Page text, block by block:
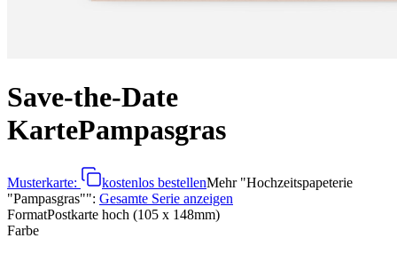
Save-the-Date
KartePampasgras
Musterkarte: kostenlos bestellenMehr"Hochzeitspapeterie
"Pampasgras"": Gesamte Serie anzeigen
FormatPostkarte hoch (105 x 148mm)
Farbe